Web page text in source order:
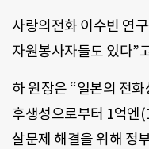
사랑의전화 이수빈 연
자원봉사자들도 있다”
하 원장은 “일본의 전화
후생성으로부터 1억엔
살문제 해결을 위해 정